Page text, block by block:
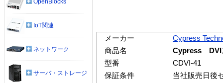
メーカー
Cypress
商品名
Cypress DVI
型番
CDVI-41
保証条件
当社販売日後
OpenBlocks
IoT関連
ネットワーク
サーバ・ストレージ